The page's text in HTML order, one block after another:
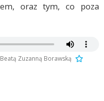
oraz tym, co poza
Zuzanną Borawską